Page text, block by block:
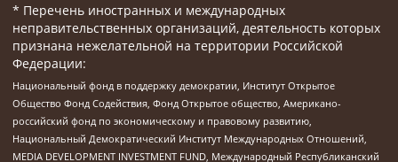
* Перечень иностранных и международных
неправительственных организаций, деятельность которых
признана нежелательной на территории Российской
Федерации:
Национальный фонд в поддержку демократии, Институт Открытое
Общество Фонд Содействия, Фонд Открытое общество, Американо-
российский фонд по экономическому и правовому развитию,
Национальный Демократический Институт Международных Отношений,
MEDIA DEVELOPMENT INVESTMENT FUND, Международный Республиканский